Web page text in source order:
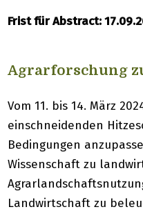
Frist für Abstract:
Agrarforschung
Vom 11. bis 14. März
einschneidenden
Bedingungen
Wissenschaft zu
Landwirtschaft zu